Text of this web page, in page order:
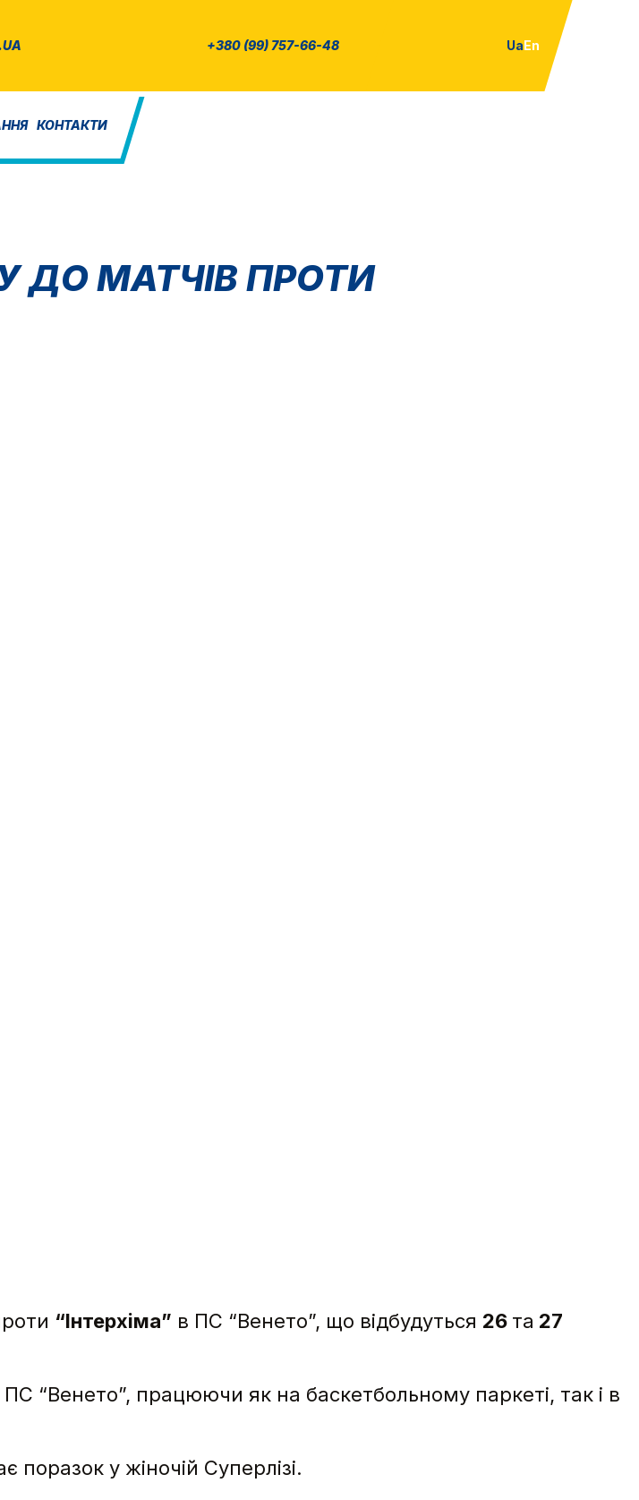
+380 (99) 757-66-48 UaEn
КОНТАКТИ
ДО МАТЧІВ ПРОТИ
“Інтерхіма” в ПС “Венето”, що відбудуться 26 та 27
“Венето”, працюючи як на баскетбольному паркеті, так і в
поразок у жіночій Суперлізі.